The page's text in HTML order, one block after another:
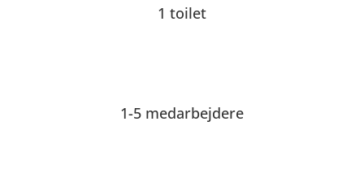
1 toilet
1-5 medarbejdere